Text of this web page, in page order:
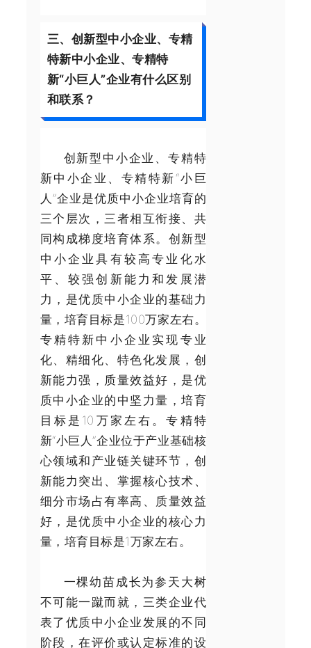
三、创新型中小企业、专精
特新中小企业、专精特
新“小巨人”企业有什么区别
和联系？
创新型中小企业、专精特
新中小企业、专精特新“小巨
人”企业是优质中小企业培育的
三个层次，三者相互衔接、共
同构成梯度培育体系。创新型
中小企业具有较高专业化水
平、较强创新能力和发展潜
力，是优质中小企业的基础力
量，培育目标是100万家左右。
专精特新中小企业实现专业
化、精细化、特色化发展，创
新能力强，质量效益好，是优
质中小企业的中坚力量，培育
目标是10万家左右。专精特
新“小巨人”企业位于产业基础核
心领域和产业链关键环节，创
新能力突出、掌握核心技术、
细分市场占有率高、质量效益
好，是优质中小企业的核心力
量，培育目标是1万家左右。
一棵幼苗成长为参天大树
不可能一蹴而就，三类企业代
表了优质中小企业发展的不同
阶段，在评价或认定标准的设